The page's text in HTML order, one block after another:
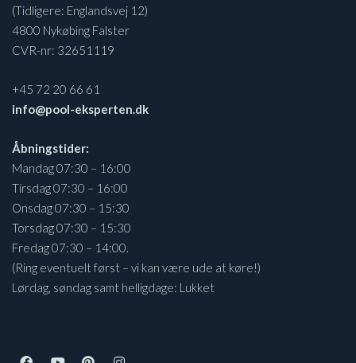
(Tidligere: Englandsvej 12)
4800 Nykøbing Falster
CVR-nr: 32651119
+45 72 20 66 61
info@pool-eksperten.dk
Åbningstider:
Mandag 07:30 – 16:00
Tirsdag 07:30 – 16:00
Onsdag 07:30 – 15:30
Torsdag 07:30 – 15:30
Fredag 07:30 – 14:00.
(Ring eventuelt først – vi kan være ude at køre!)
Lørdag, søndag samt helligdage: Lukket